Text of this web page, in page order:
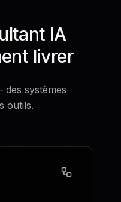
IA
livrer
systèmes
outils.